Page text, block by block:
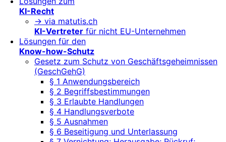
KI-Recht
-> via matutis.ch
KI-Vertreter für nicht EU-Unternehmen
Lösungen für den
Know-how-Schutz
Gesetz zum Schutz von Geschäftsgeheimnissen
(GeschGehG)
§ 1 Anwendungsbereich
§ 2 Begriffsbestimmungen
§ 3 Erlaubte Handlungen
§ 4 Handlungsverbote
§ 5 Ausnahmen
§ 6 Beseitigung und Unterlassung